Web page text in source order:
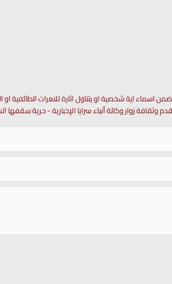
اسماء اية شخصية او يتناول اثارة للنعرات الطائفية
وثقافة زوار وكالة أنباء سرايا الإخبارية - حرية